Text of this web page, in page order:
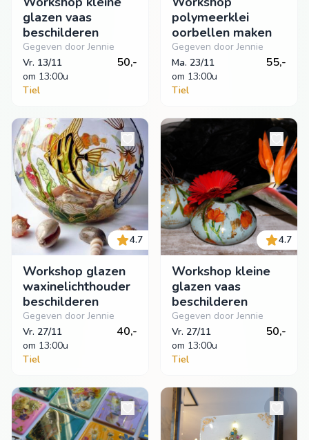
glazen vaas
beschilderen
Gegeven door Jennie
Vr. 13/11
om 13:00u
50,-
Tiel
polymeerklei
oorbellen maken
Gegeven door Jennie
Ma. 23/11
om 13:00u
55,-
Tiel
4.7
Workshop glazen
waxinelichthouder
beschilderen
Gegeven door Jennie
Vr. 27/11
om 13:00u
40,-
Tiel
4.7
Workshop kleine
glazen vaas
beschilderen
Gegeven door Jennie
Vr. 27/11
om 13:00u
50,-
Tiel